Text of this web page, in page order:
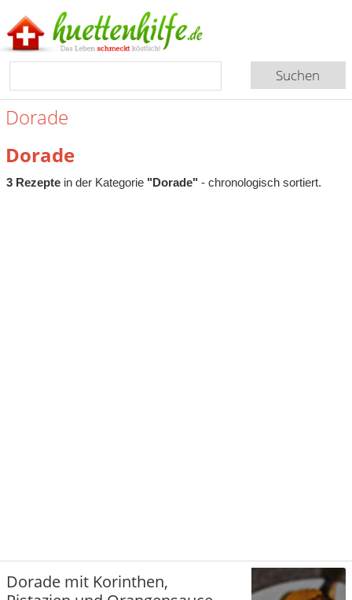
Dorade
Dorade
3 Rezeptein der Kategorie "Dorade" - chronologisch sortiert.
Dorade mit Korinthen,